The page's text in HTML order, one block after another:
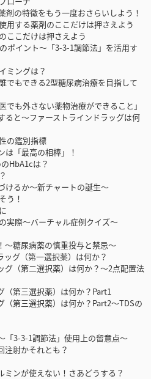
の特徴をもう一度おさらいしよう！
用する薬剤のここだけは押さえよう
ここだけは押さえよう
ポイント～「3-3-1調節法」を活用す
ミングは？
もできる2型糖尿病治療を目指して
も外さない薬物治療ができること」
ると～ファーストラインドラッグは何
の鑑別指標
「最高の相棒」！
HbA1cは？
けるか～新チャートの誕生～
う！
実際～バーチャル症例クイズ～
尿病薬の慎重投与と禁忌～
（第一選択薬）は何か？
第二選択薬）は何か？～2点配置法
三選択薬）は何か？Part1
三選択薬）は何か？Part2～TDSの
3-1調節法」使用上の留意点～
かそれとも？
が使えない！さあどうする？